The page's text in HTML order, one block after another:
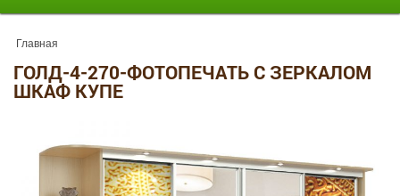
Главная
ГОЛД-4-270-ФОТОПЕЧАТЬ С ЗЕРКАЛОМ
ШКАФ КУПЕ